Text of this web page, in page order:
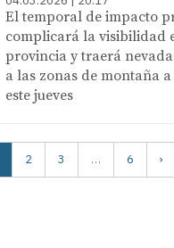
El temporal de impacto
complicará la visibilidad
provincia y traerá
a las zonas de montaña
este jueves
2 3 … 6 ›